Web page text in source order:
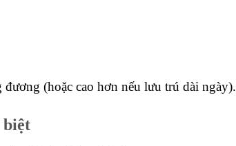
đương (hoặc cao hơn nếu lưu trú dài ngày).
biệt